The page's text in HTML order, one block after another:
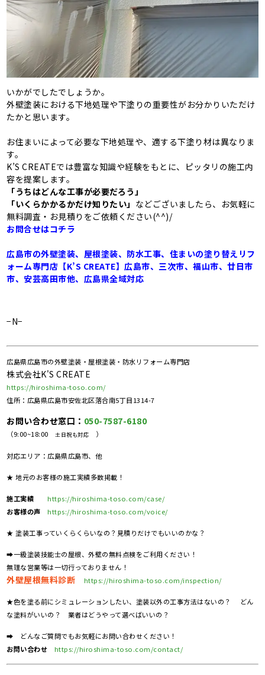
いかがでしたでしょうか。
外壁塗装における下地処理や下塗りの重要性がお分かりいただけ
たかと思います。
お住まいによって必要な下地処理や、適する下塗り材は異なりま
す。
K’S CREATEでは豊富な知識や経験をもとに、ピッタリの施工内
容を提案します。
「うちはどんな工事が必要だろう」
「いくらかかるかだけ知りたい」 などございましたら、お気軽に
無料調査・お見積りをご依頼ください(^^)/
お問合せはコチラ
広島市の外壁塗装、屋根塗装、防水工事、住まいの塗り替えリフ
ォーム専門店【K’S CREATE】広島市、三次市、福山市、廿日市
市、安芸高田市他、広島県全域対応
−N−
広島県広島市の外壁塗装・屋根塗装・防水リフォーム専門店
株式会社K'S CREATE
https://hiroshima-toso.com/
住所：広島県広島市安佐北区落合南5丁目1314-7
お問い合わせ窓口： 050-7587-6180
（9:00~18:00土日祝も対応 ）
対応エリア：広島県広島市、他
★ 地元のお客様の施工実績多数掲載！
施工実績
https://hiroshima-toso.com/case/
お客様の声
https://hiroshima-toso.com/voice/
★ 塗装工事っていくらくらいなの？見積りだけでもいいのかな？
➡一級塗装技能士の屋根、外壁の無料点検をご利用ください！
無理な営業等は一切行っておりません！
外壁屋根無料診断 https://hiroshima-toso.com/inspection/
★色を塗る前にシミュレーションしたい、塗装以外の工事方法はないの？ どん
な塗料がいいの？ 業者はどうやって選べばいいの？
➡ どんなご質問でもお気軽にお問い合わせください！
お問い合わせ
https://hiroshima-toso.com/contact/